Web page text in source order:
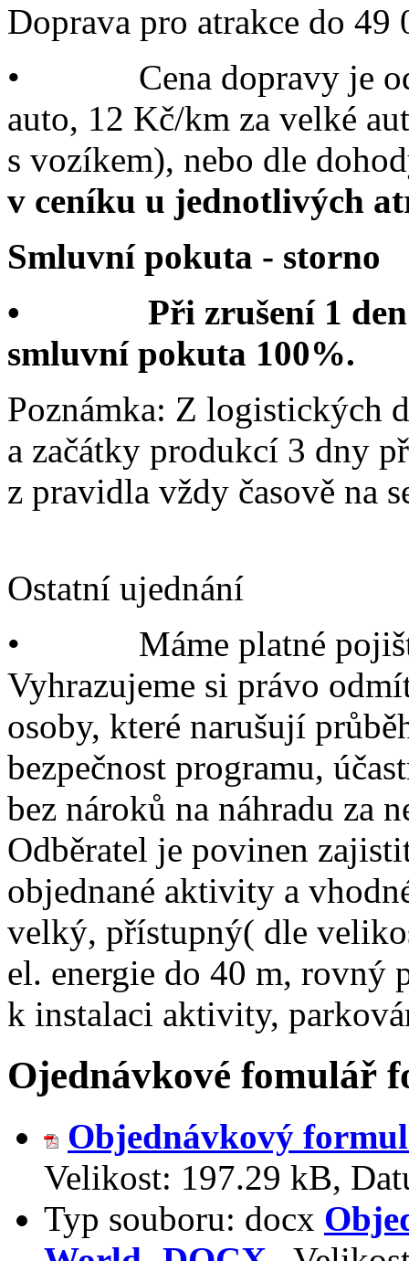
Doprava pro atrakce do 49
• Cena dopravy je od
auto, 12 Kč/km za velké
s vozíkem), nebo dle
v ceníku u jednotlivých
Smluvní pokuta - storno
• Při zrušení 1 den
smluvní pokuta 100%.
Poznámka: Z logistických
a začátky produkcí 3 dny
z pravidla vždy časově na
Ostatní ujednání
• Máme platné
Vyhrazujeme si právo
osoby, které narušují
bezpečnost programu,
bez nároků na náhradu za
Odběratel je povinen
objednané aktivity a
velký, přístupný( dle
el. energie do 40 m, rovný
k instalaci aktivity,
Ojednávkové fomulář
Objednávkový
Velikost: 197.29 kB,
Typ souboru: docx